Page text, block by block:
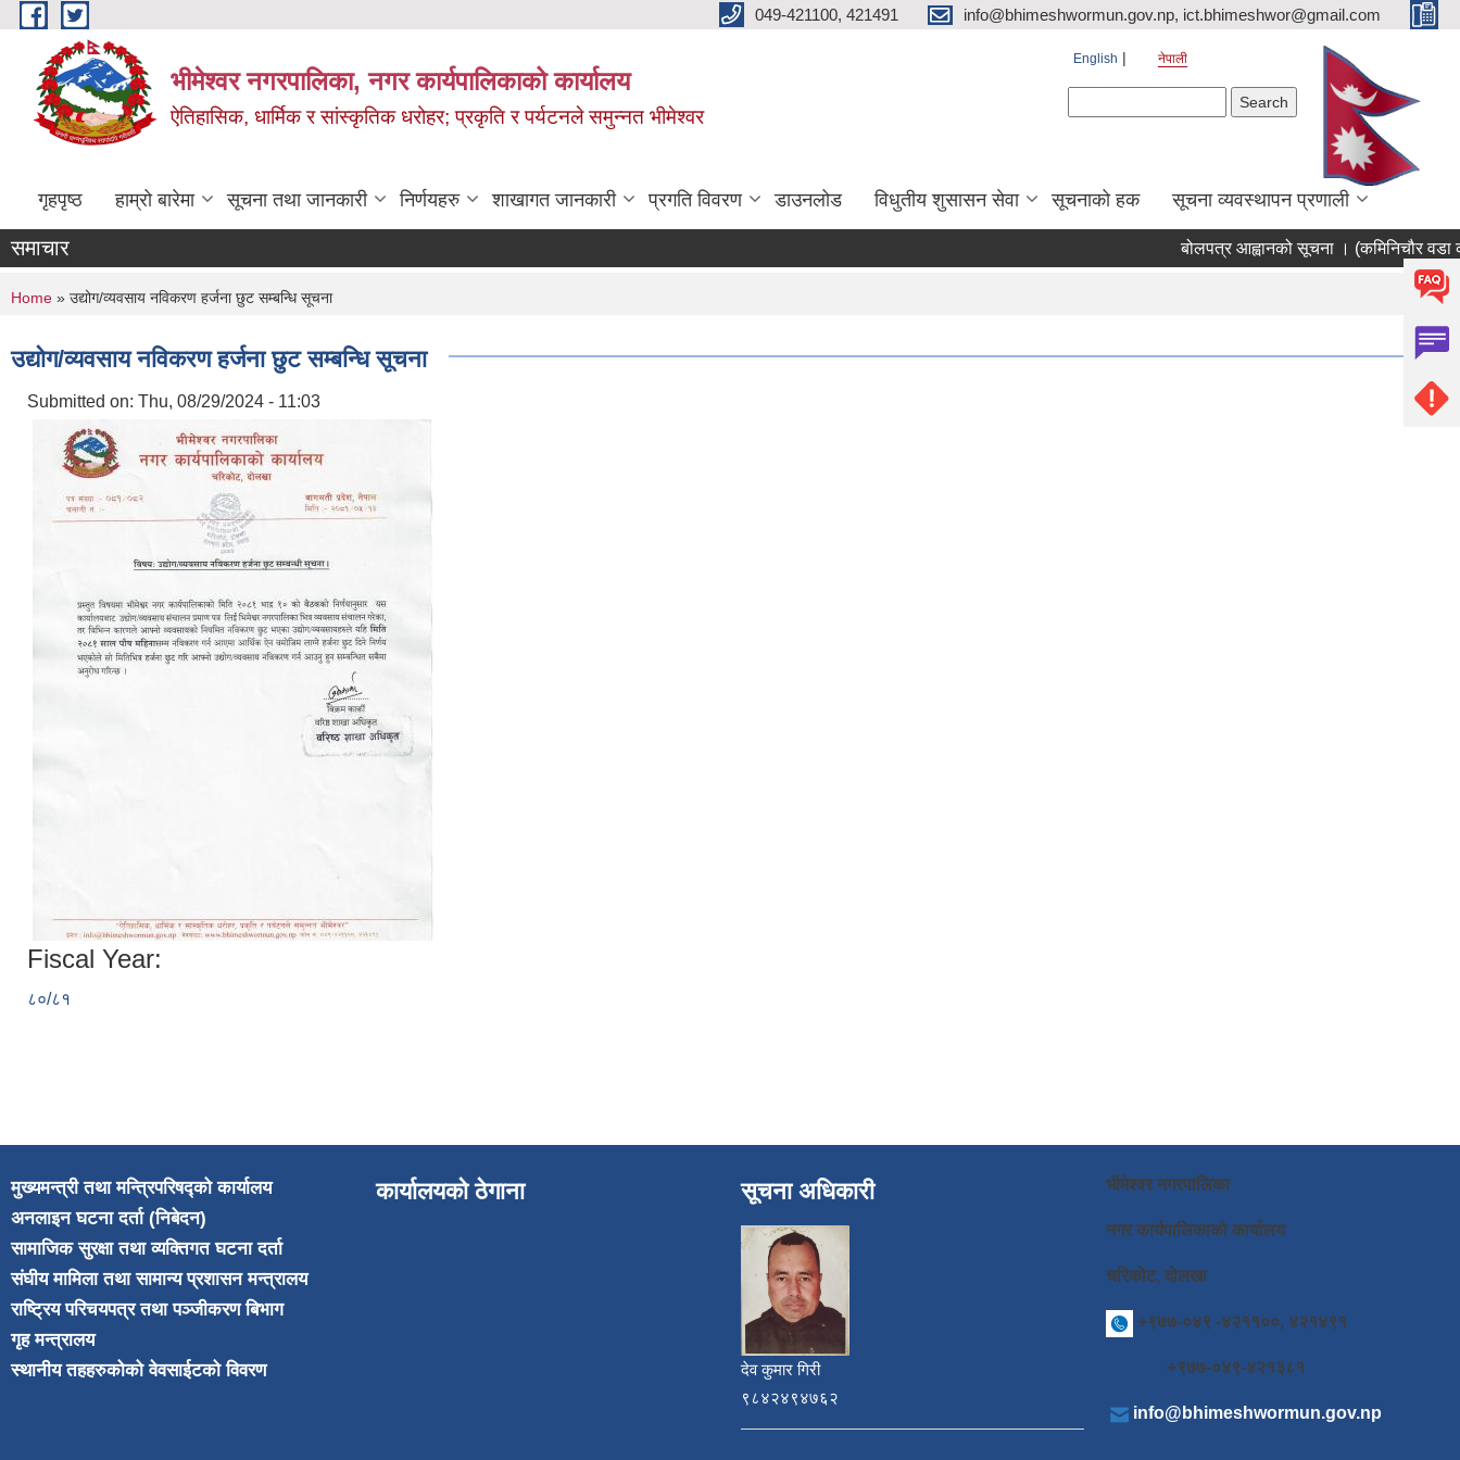
Skip to main content 049-421100, 421491 info@bhimeshwormun.gov.np, ict.bhimeshwor@gmail.com
भीमेश्वर नगरपालिका, नगर कार्यपालिकाको कार्यालय
ऐतिहासिक, धार्मिक र सांस्कृतिक धरोहर; प्रकृति र पर्यटनले समुन्नत भीमेश्वर
English नेपाली
गृहपृष्ठ हाम्रो बारेमा सूचना तथा जानकारी निर्णयहरु शाखागत जानकारी प्रगति विवरण डाउनलोड विधुतीय शुसासन सेवा सूचनाको हक सूचना व्यवस्थापन प्रणाली
समाचार बोलपत्र आह्वानको सूचना । (कमिनिचौर वडा
You are here
Home » उद्योग/व्यवसाय नविकरण हर्जना छुट सम्बन्धि सूचना
उद्योग/व्यवसाय नविकरण हर्जना छुट सम्बन्धि सूचना
Submitted on: Thu, 08/29/2024 - 11:03
Fiscal Year:
८०/८१
मुख्यमन्त्री तथा मन्त्रिपरिषद्को कार्यालय
अनलाइन घटना दर्ता (निबेदन)
सामाजिक सुरक्षा तथा व्यक्तिगत घटना दर्ता
संघीय मामिला तथा सामान्य प्रशासन मन्त्रालय
राष्ट्रिय परिचयपत्र तथा पञ्जीकरण बिभाग
गृह मन्त्रालय
स्थानीय तहहरुकोको वेवसाईटको विवरण
कार्यालयको ठेगाना सूचना अधिकारी
देव कुमार गिरी
९८४२४९४७६२
भीमेश्वर नगरपालिका
नगर कार्यपालिकाको कार्यालय
चरिकोट, दोलखा
+९७७-०४९ -४२११००, ४२१४९१
+९७७-०४९-४२१३८१
info@bhimeshwormun.gov.np